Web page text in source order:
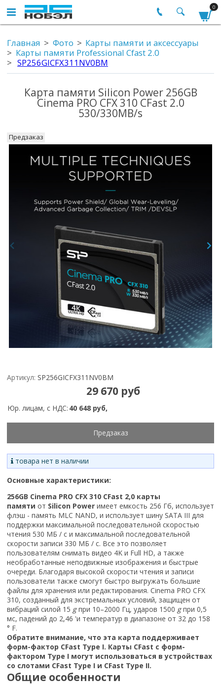
0
Главная Фото
Карты памяти и аксессуары
Карты памяти Professional Cfast 2.0
SP256GICFX311NV0BM
Карта памяти Silicon Power 256GB
Cinema PRO CFX 310 CFast 2.0
530/330MB/s
Предзаказ
Артикул: SP256GICFX311NV0BM
29 670 руб
Юр. лицам, с НДС: 40 648 руб,
Предзаказ
товара нет в наличии
Основные характеристики:
256GB Cinema PRO CFX 310 CFast 2,0 карты
памяти от Silicon Power имеет емкость 256 Гб, использует
флэш - память MLC NAND, и использует шину SATA III для
поддержки максимальной последовательной скоростью
чтения 530 МБ / с и максимальной последовательной
скорости записи 330 МБ / с. Все это позволяет
пользователям снимать видео 4K и Full HD, а также
необработанные неподвижные изображения и быстрые
очереди. Благодаря высокой скорости чтения и записи
пользователи также смогут быстро выгружать большие
файлы для хранения или редактирования. Cinema PRO CFX
310, созданный для экстремальных условий, защищен от
вибраций силой 15 gпри 10–2000 Гц, ударов 1500 gпри 0,5
мс, падений до 2,46 'и температур в диапазоне от 32 до 158
° F.
Обратите внимание, что эта карта поддерживает
форм-фактор CFast Type I. Карты CFast с форм-
фактором Type I могут использоваться в устройствах
со слотами CFast Type I и CFast Type II.
Общие особенности